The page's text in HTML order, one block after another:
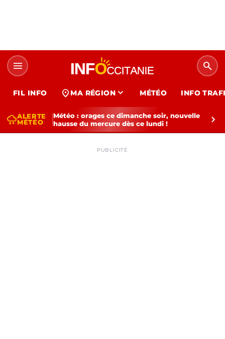
menu search
FIL INFO location_on MA RÉGION expand_more MÉTÉO INFO
thunderstormALERTE
MÉTÉO
Météo : orages ce dimanche soir, nouvelle
hausse du mercure dès ce lundi !
chevron_right
PUBLICITÉ